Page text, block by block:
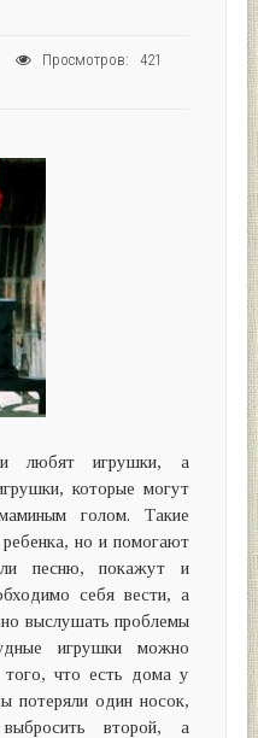
Просмотров: 421
любят игрушки, а
которые могут
голом. Такие
но и помогают
песню, покажут и
себя вести, а
выслушать проблемы
игрушки можно
что есть дома у
потеряли один носок,
второй, а